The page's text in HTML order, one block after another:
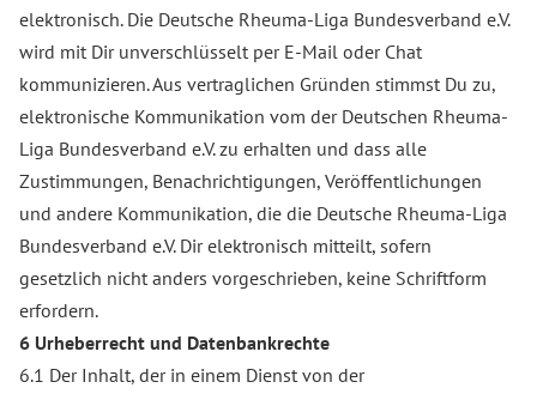
elektronisch. Die Deutsche Rheuma-Liga Bundesverband e.V.
wird mit Dir unverschlüsselt per E-Mail oder Chat
kommunizieren. Aus vertraglichen Gründen stimmst Du zu,
elektronische Kommunikation vom der Deutschen Rheuma-
Liga Bundesverband e.V. zu erhalten und dass alle
Zustimmungen, Benachrichtigungen, Veröffentlichungen
und andere Kommunikation, die die Deutsche Rheuma-Liga
Bundesverband e.V. Dir elektronisch mitteilt, sofern
gesetzlich nicht anders vorgeschrieben, keine Schriftform
erfordern.
6 Urheberrecht und Datenbankrechte
6.1 Der Inhalt, der in einem Dienst von der